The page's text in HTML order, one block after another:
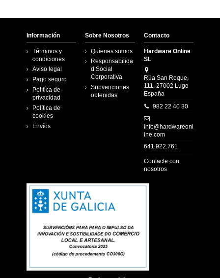
Información
Términos y
condiciones
Aviso legal
Pago seguro
Política de
privacidad
Política de
cookies
Envíos
Sobre Nosotros
Quienes somos
Responsabilida
d Social
Corporativa
Subvenciones
obtenidas
Contacto
Hardware Online
SL
Rúa San Roque,
111, 27002 Lugo
España
982 22 40 30
info@hardwareonl
ine.com
641.922.761
Contacte con
nosotros